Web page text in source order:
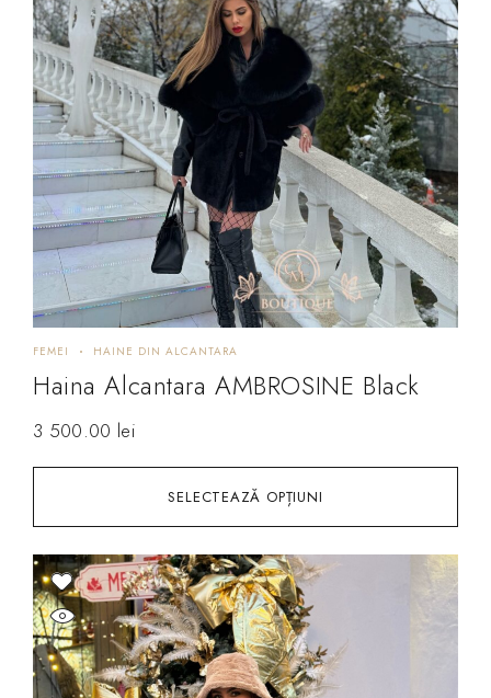
SELECTEAZĂ OPȚIUNI
FEMEI HAINE DIN ALCANTARA
Haina Alcantara AMBROSINE Black
3 500.00 lei